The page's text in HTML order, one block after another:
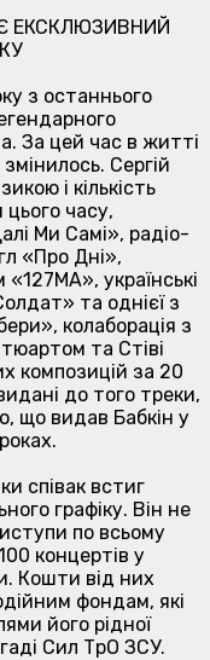
ЕКСКЛЮЗИВНИЙ
з останнього
За цей час в житті
Сергій
і кількість
цього часу,
Ми Самі», радіо-
«Про Дні»,
українські
та однієї з
колаборація з
та Стіві
композицій за 20
до того треки,
що видав Бабкін у
співак встиг
графіку. Він не
по всьому
концертів у
Кошти від них
фондам, які
його рідної
Сил ТрО ЗСУ.